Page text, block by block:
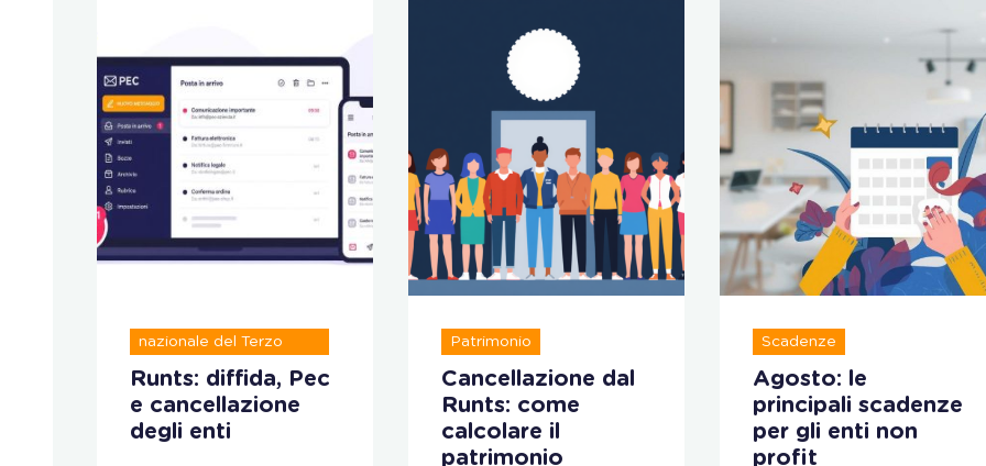
nazionale del Terzo
Runts: diffida, Pec
e cancellazione
degli enti
Patrimonio
Cancellazione dal
Runts: come
calcolare il
patrimonio
Scadenze
Agosto: le
principali scadenze
per gli enti non
profit